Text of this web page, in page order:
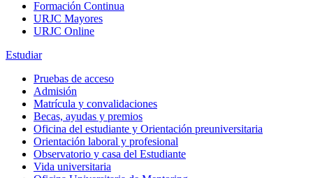
Formación Continua
URJC Mayores
URJC Online
Estudiar
Pruebas de acceso
Admisión
Matrícula y convalidaciones
Becas, ayudas y premios
Oficina del estudiante y Orientación preuniversitaria
Orientación laboral y profesional
Observatorio y casa del Estudiante
Vida universitaria